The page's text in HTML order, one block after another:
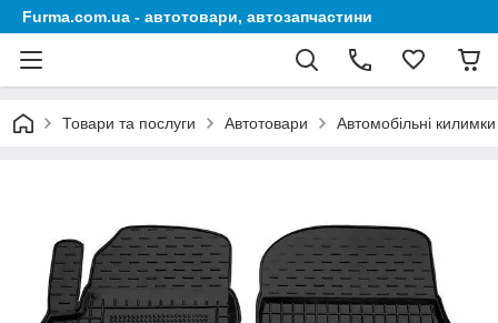
Furma.com.ua - автотовари, автозапчастини
Товари та послуги Автотовари Автомобільні килимки